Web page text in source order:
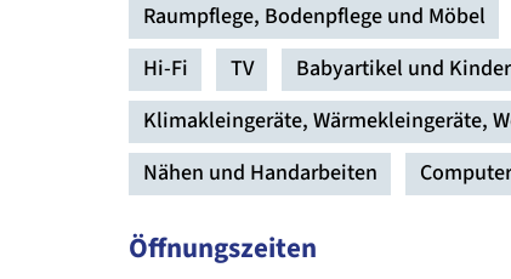
Raumpflege, Bodenpflege und Möbel
Hi-Fi
TV Babyartikel und
Klimakleingeräte, Wärmekleingeräte,
Nähen und Handarbeiten
Öffnungszeiten